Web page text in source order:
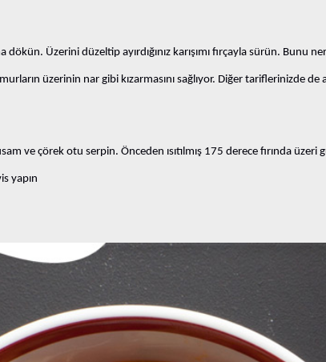
dökün. Üzerini düzeltip ayırdığınız karışımı fırçayla sürün. Bunu
üzerinin nar gibi kızarmasını sağlıyor. Diğer tariflerinizde
ve çörek otu serpin. Önceden ısıtılmış 175 derece fırında üzeri
yapın